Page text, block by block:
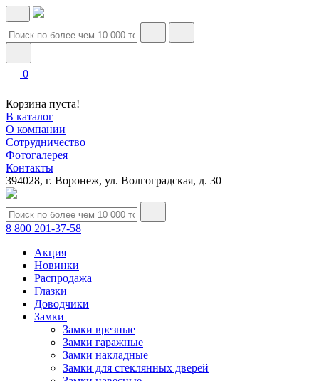
0
Корзина пуста!
В каталог
О компании
Сотрудничество
Фотогалерея
Контакты
394028, г. Воронеж, ул. Волгоградская, д. 30
8 800 201-37-58
Акция
Новинки
Распродажа
Глазки
Доводчики
Замки
Замки врезные
Замки гаражные
Замки накладные
Замки для стеклянных дверей